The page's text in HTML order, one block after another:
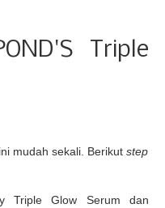
Triple
mudah sekali. Berikut step
Triple Glow Serum dan